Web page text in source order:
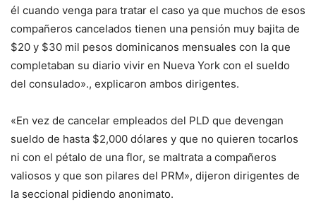
él cuando venga para tratar el caso ya que muchos de esos
compañeros cancelados tienen una pensión muy bajita de
$20 y $30 mil pesos dominicanos mensuales con la que
completaban su diario vivir en Nueva York con el sueldo
del consulado»., explicaron ambos dirigentes.
«En vez de cancelar empleados del PLD que devengan
sueldo de hasta $2,000 dólares y que no quieren tocarlos
ni con el pétalo de una flor, se maltrata a compañeros
valiosos y que son pilares del PRM», dijeron dirigentes de
la seccional pidiendo anonimato.